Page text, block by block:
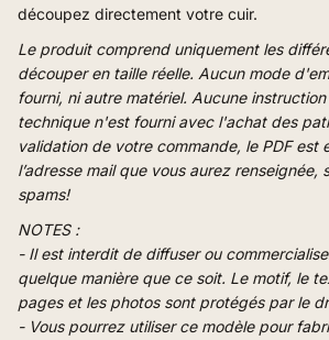
découpez directement votre cuir.
Le produit comprend uniquement les
découper en taille réelle. Aucun mode
fourni, ni autre matériel. Aucune
technique n'est fourni avec l'achat des
validation de votre commande, le PDF est
l’adresse mail que vous aurez renseignée,
spams!
NOTES :
- Il est interdit de diffuser ou
quelque manière que ce soit. Le motif, le
pages et les photos sont protégés par le
- Vous pourrez utiliser ce modèle pour